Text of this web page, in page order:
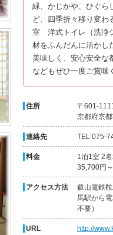
緑、かじかや、ひぐら
ど、四季折々移り変わ
室 洋式トイレ（洗浄
材をふんだんに活かし
美味しく、安心安全な
などもぜひ一度ご賞味
住所
〒601-
京都府京
連絡先 TEL 075-
料金
1泊1室 2
35,700円
アクセス方法
叡山電鉄
馬駅から
不要）
URL http://